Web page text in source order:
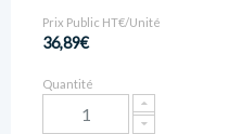
Prix Public HT€/Unité
36,89€
Quantité